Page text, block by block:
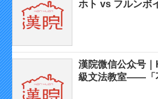
ホト vs フルンボ
漢院微信公众号
級文法教室——「